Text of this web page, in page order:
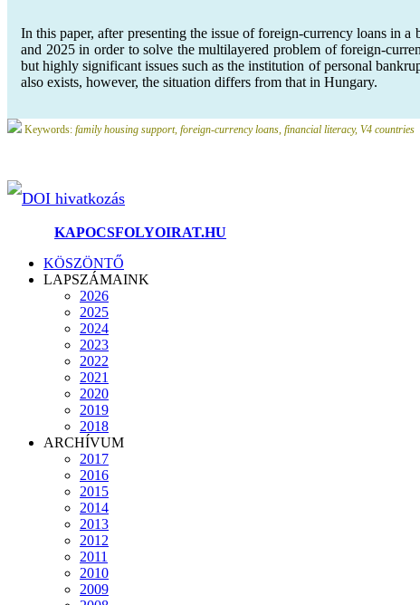
In this paper, after presenting the issue of foreign-currency loans in
and 2025 in order to solve the multilayered problem of foreign-
but highly significant issues such as the institution of personal
also exists, however, the situation differs from that in Hungary.
Keywords: family housing support, foreign-currency loans, financial literacy, V4 countries
DOI hivatkozás
KAPOCSFOLYOIRAT.HU
KÖSZÖNTŐ
LAPSZÁMAINK
2026
2025
2024
2023
2022
2021
2020
2019
2018
ARCHÍVUM
2017
2016
2015
2014
2013
2012
2011
2010
2009